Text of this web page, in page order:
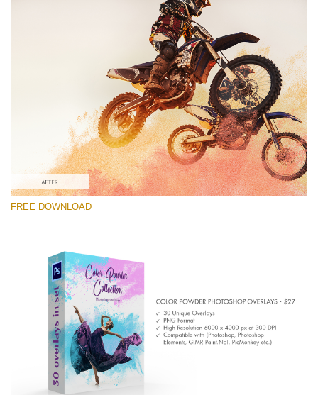
โปรดเลือก
Free Photoshop Overlay #7
Small 800*533px
Color Powder
(30 Overlays)
Large 6000*4000px
Entire Collection
(1783 Overlays)
Large 6000*4000px
ดาวน์โหลดฟรี
FREE DOWNLOAD